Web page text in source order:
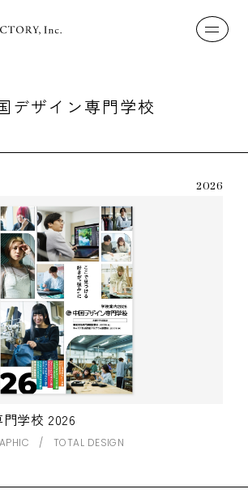
デザイン専門学校
2026
学校 2026
TOTAL DESIGN